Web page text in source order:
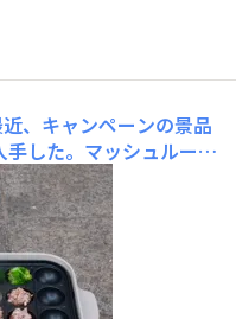
、キャンペーンの景品
した。マッシュルーム
は満足いくものの、改